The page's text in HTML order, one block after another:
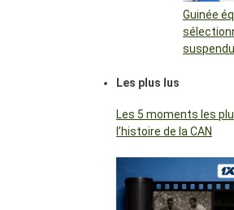
Guinée
suspendu
Les plus lus
Les 5 moments les
l’histoire de la CAN